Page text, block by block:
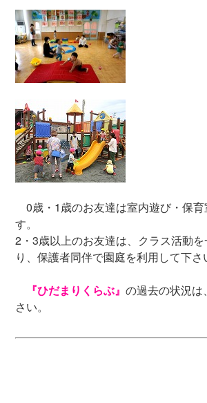
0歳・1歳のお友達は室内遊び・保育
す。
2・3歳以上のお友達は、クラス活動
り、保護者同伴で園庭を利用して下さ
『ひだまりくらぶ』の過去の状況は、
さい。